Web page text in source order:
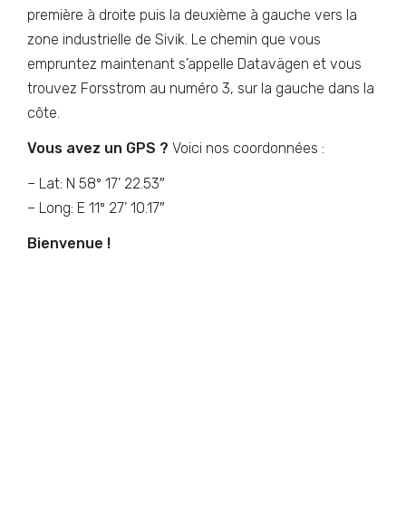
première à droite puis la deuxième à gauche vers la
zone industrielle de Sivik. Le chemin que vous
empruntez maintenant s’appelle Datavägen et vous
trouvez Forsstrom au numéro 3, sur la gauche dans la
côte.
Vous avez un GPS ? Voici nos coordonnées :
– Lat: N 58º 17’ 22.53″
– Long: E 11º 27’ 10.17″
Bienvenue !